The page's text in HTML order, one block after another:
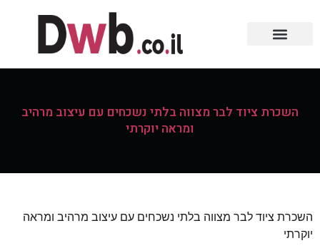
השכרת ציוד לבר מצווה בלתי נשכחים עם עיצוב מרהיב
ומראה יוקרתי
השכרת ציוד לבר מצווה בלתי נשכחים עם עיצוב מרהיב ומראה
יוקרתי